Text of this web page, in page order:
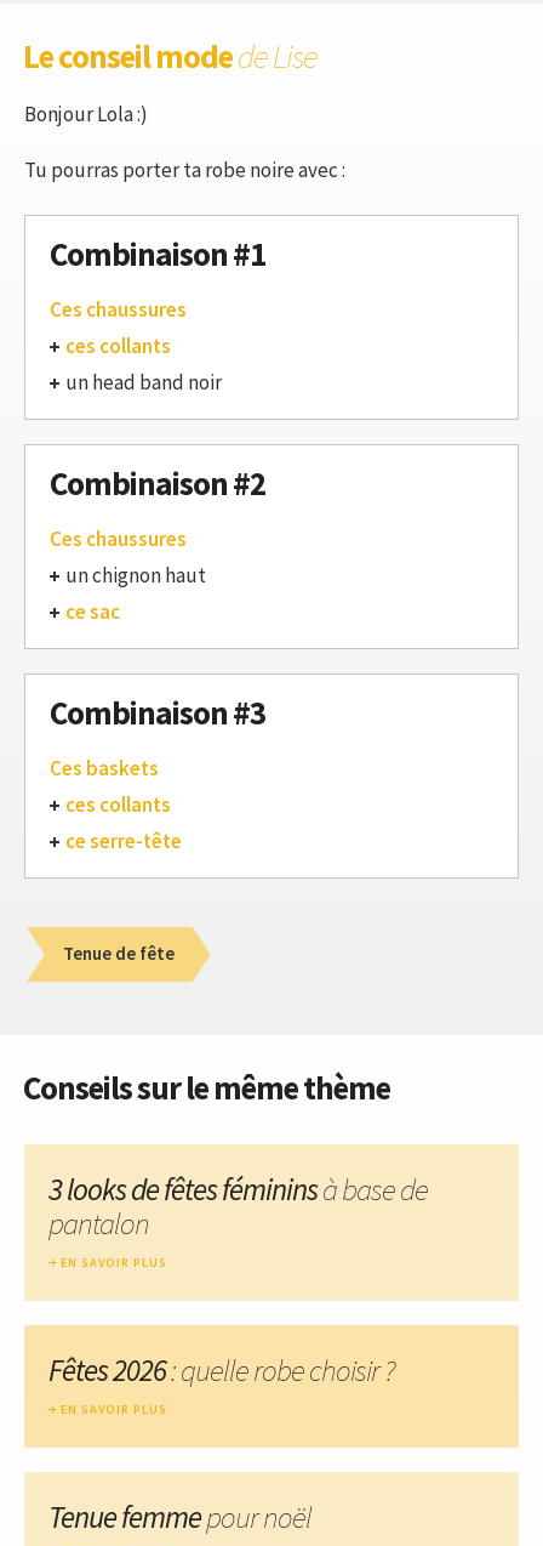
Le conseil modede Lise
Bonjour Lola :)
Tu pourras porter ta robe noire avec :
Combinaison #1
Ces chaussures
ces collants
un head band noir
Combinaison #2
Ces chaussures
un chignon haut
ce sac
Combinaison #3
Ces baskets
ces collants
ce serre-tête
Tenue de fête
Conseils sur le même thème
3 looks de fêtes fémininsà base de
pantalon
EN SAVOIR PLUS
Fêtes 2026: quelle robe choisir ?
EN SAVOIR PLUS
Tenue femmepour noël